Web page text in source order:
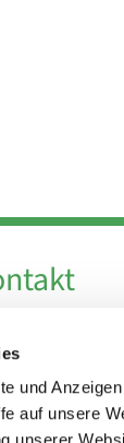
und
auf unsere
30 924 54 18